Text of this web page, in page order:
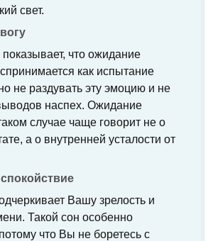
свет.
что ожидание
как испытание
не раздувать эту эмоцию и не
наспех. Ожидание
случае чаще говорит не о
а о внутренней усталости от
Вашу зрелость и
Такой сон особенно
что Вы не боретесь с